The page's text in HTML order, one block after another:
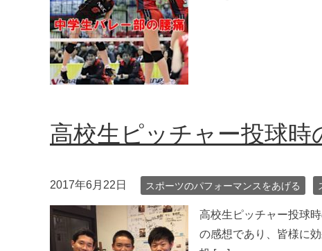
高校生ピッチャー投球時
2017年6月22日 スポーツのパフォーマンスをあげる
高校生ピッチャー投球
の感想であり、皆様に